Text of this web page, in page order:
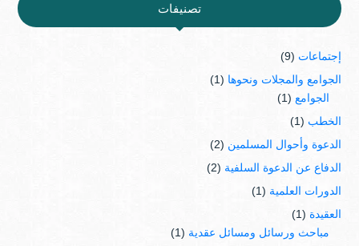
تصنيفات
إجتماعات (9)
الجوامع والمجلات ونحوها (1)
الجوامع (1)
الخطب (1)
الدعوة وأحوال المسلمين (2)
الدفاع عن الدعوة السلفية (2)
الدورات العلمية (1)
العقيدة (1)
مباحث ورسائل ومسائل عقدية (1)